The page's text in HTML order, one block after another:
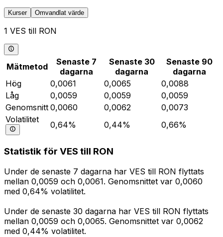
Kurser Omvandlat värde
1 VES till RON
Mätmetod
Senaste 7
dagarna
Senaste 30
dagarna
Senaste 90
dagarna
Hög
0,0061 0,0065
0,0088
Låg
0,0059 0,0059
0,0059
Genomsnitt 0,0060 0,0062
0,0073
Volatilitet
0,64% 0,44% 0,66%
Statistik för VES till RON
Under de senaste 7 dagarna har VES till RON flyttats
mellan 0,0059 och 0,0061. Genomsnittet var 0,0060
med 0,64% volatilitet.
Under de senaste 30 dagarna har VES till RON flyttats
mellan 0,0059 och 0,0065. Genomsnittet var 0,0062
med 0,44% volatilitet.